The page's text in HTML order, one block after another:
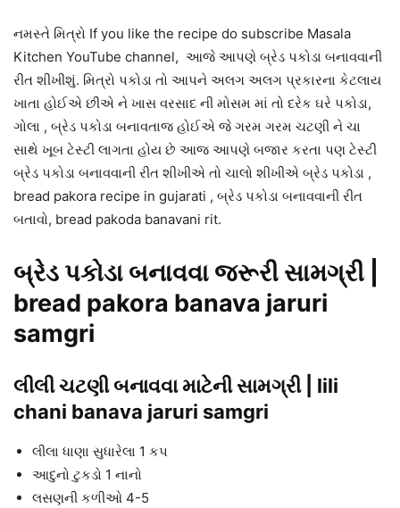
નમસ્તે મિત્રો If you like the recipe do subscribe Masala
Kitchen YouTube channel, આજે આપણે બ્રેડ પકોડા બનાવવાની
રીત શીખીશું. મિત્રો પકોડા તો આપને અલગ અલગ પ્રકારના કેટલાય
ખાતા હોઈએ છીએ ને ખાસ વરસાદ ની મોસમ માં તો દરેક ઘરે પકોડા,
ગોલા , બ્રેડ પકોડા બનાવતાજ હોઈએ જે ગરમ ગરમ ચટણી ને ચા
સાથે ખૂબ ટેસ્ટી લાગતા હોય છે આજ આપણે બજાર કરતા પણ ટેસ્ટી
બ્રેડ પકોડા બનાવવાની રીત શીખીએ તો ચાલો શીખીએ બ્રેડ પકોડા ,
bread pakora recipe in gujarati , બ્રેડ પકોડા બનાવવાની રીત
બતાવો, bread pakoda banavani rit.
બ્રેડ પકોડા બનાવવા જરૂરી સામગ્રી |
bread pakora banava jaruri
samgri
લીલી ચટણી બનાવવા માટેની સામગ્રી | lili
chani banava jaruri samgri
લીલા ધાણા સુધારેલા 1 કપ
આદુનો ટુકડો 1 નાનો
લસણની કળીઓ 4-5